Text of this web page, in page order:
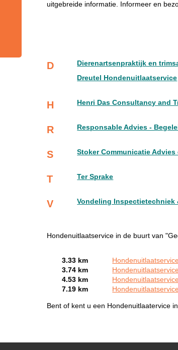
uitgebreide informatie. Informeer en
D
Dierenartsenpraktijk en
Dreutel Hondenuitlaatservice
H Henri Das Consultancy and
R Responsable Advies -
S Stoker Communicatie
T Ter Sprake
V Vondeling Inspectietechniek
Hondenuitlaatservice in de buurt van
3.33 km
3.74 km
4.53 km
7.19 km
Bent of kent u een Hondenuitlaatervice